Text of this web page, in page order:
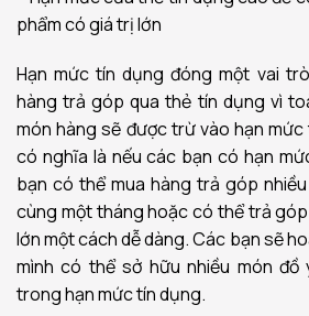
phẩm có giá trị lớn
Hạn mức tín dụng đóng một vai
hàng trả góp qua thẻ tín dụng vì
món hàng sẽ được trừ vào hạn
có nghĩa là nếu các bạn có hạn
bạn có thể mua hàng trả góp
cùng một tháng hoặc có thể trả
lớn một cách dễ dàng. Các bạn sẽ
mình có thể sở hữu nhiều món đồ
trong hạn mức tín dụng.